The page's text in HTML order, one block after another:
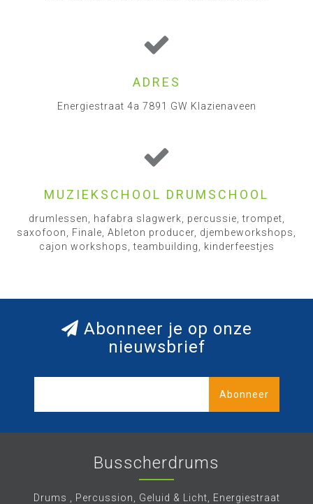
ADRES
Energiestraat 4a 7891 GW Klazienaveen
MUZIEKSCHOOL DRUMSCHOOL
drumlessen, hafabra slagwerk, percussie, trompet,
saxofoon, Finale, Ableton producer, djembeworkshops,
cajon workshops, teambuilding, kinderfeestjes
Abonneer je op onze
nieuwsbrief
Abonneer
Busscherdrums
Drums , Percussion, Geluid & Licht, Energiestraat